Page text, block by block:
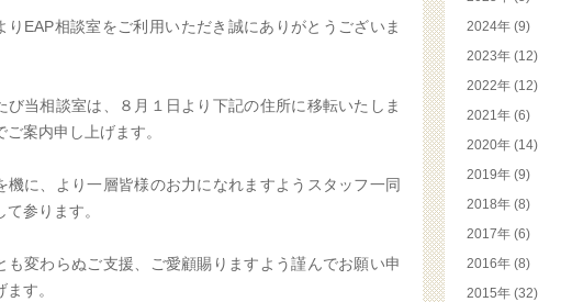
りEAP相談室をご利用いただき誠にありがとうございま
び当相談室は、８月１日より下記の住所に移転いたしま
ご案内申し上げます。
機に、より一層皆様のお力になれますようスタッフ一同
て参ります。
も変わらぬご支援、ご愛顧賜りますよう謹んでお願い申
ます。
2024年 (9)
2023年 (12)
2022年 (12)
2021年 (6)
2020年 (14)
2019年 (9)
2018年 (8)
2017年 (6)
2016年 (8)
2015年 (32)